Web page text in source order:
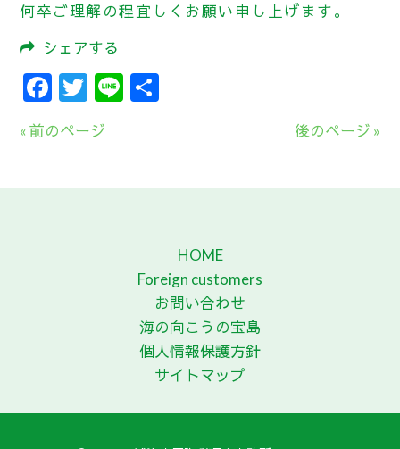
何卒ご理解の程宜しくお願い申し上げます。
シェアする
Facebook
Twitter
Line
« 前のページ 後のページ »
HOME
Foreign customers
お問い合わせ
海の向こうの宝島
個人情報保護方針
サイトマップ